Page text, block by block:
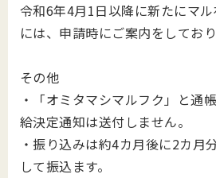
令和6年4月1日以降に新たにマ
には、申請時にご案内をしており
その他
・「オミタマシマルフク」と通
給決定通知は送付しません。
・振り込みは約4カ月後に2カ月
して振込ます。